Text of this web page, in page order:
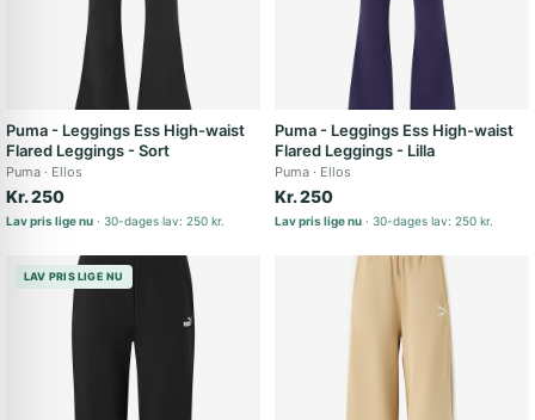
Puma - Leggings Ess High-waist
Flared Leggings - Sort
Puma Ellos
Kr. 250
Lav pris lige nu 30-dages lav: 250 kr.
Puma - Leggings Ess High-waist
Flared Leggings - Lilla
Puma Ellos
Kr. 250
Lav pris lige nu 30-dages lav: 250 kr.
LAV PRIS LIGE NU